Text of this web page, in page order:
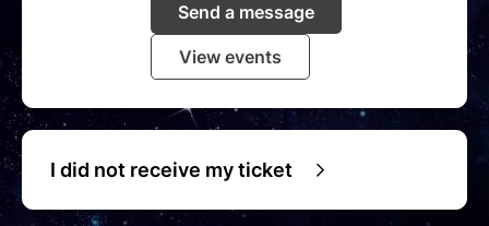
Send a message
View events
I did not receive my ticket